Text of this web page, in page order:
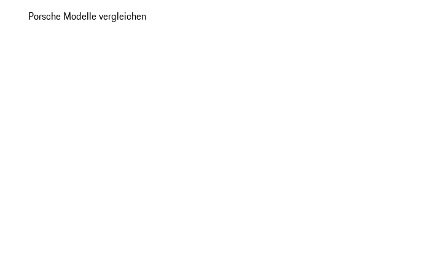
Porsche Modelle vergleichen